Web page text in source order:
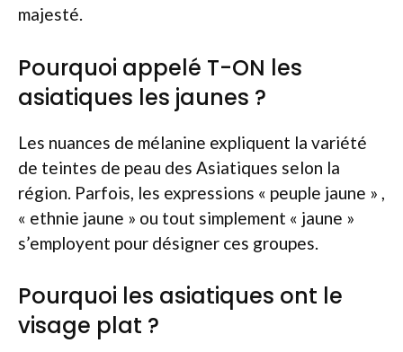
majesté.
Pourquoi appelé T-ON les
asiatiques les jaunes ?
Les nuances de mélanine expliquent la variété
de teintes de peau des Asiatiques selon la
région. Parfois, les expressions « peuple jaune » ,
« ethnie jaune » ou tout simplement « jaune »
s’employent pour désigner ces groupes.
Pourquoi les asiatiques ont le
visage plat ?